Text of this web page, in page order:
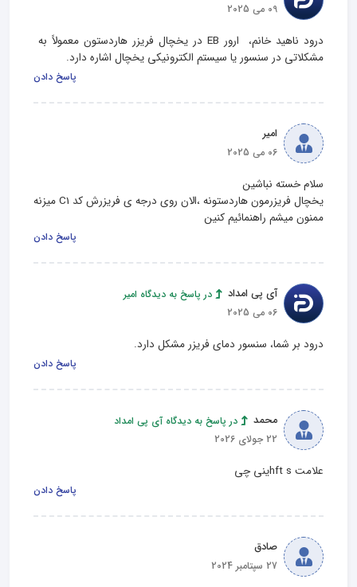
09 می 2025
درود ناهید خانم،  ارور EB در یخچال فریزر هاردستون معمولاً به
مشکلاتی در سنسور یا سیستم الکترونیکی یخچال اشاره دارد.
پاسخ دادن
امیر
06 می 2025
ممنون میشم راهنمائیم کنین
پاسخ دادن
آی پی امداد
در پاسخ به دیدگاه امیر
06 می 2025
درود بر شما، سنسور دمای فریزر مشکل دارد.
پاسخ دادن
محمد
در پاسخ به دیدگاه آی پی امداد
22 جولای 2026
علامت hft sینی چی
پاسخ دادن
صادق
27 سپتامبر 2024